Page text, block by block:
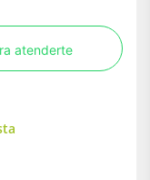
atenderte